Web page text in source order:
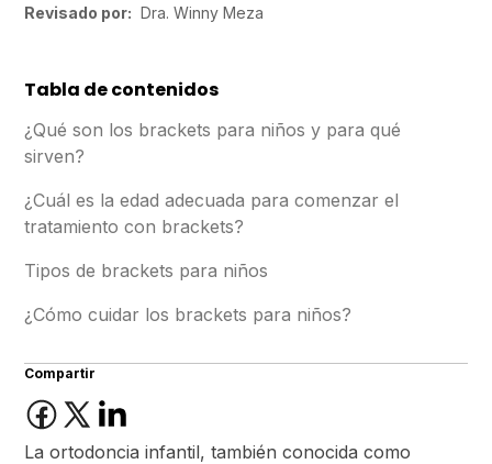
Revisado por: Dra. Winny Meza
Tabla de contenidos
¿Qué son los brackets para niños y para qué
sirven?
¿Cuál es la edad adecuada para comenzar el
tratamiento con brackets?
Tipos de brackets para niños
¿Cómo cuidar los brackets para niños?
Compartir
La ortodoncia infantil, también conocida como